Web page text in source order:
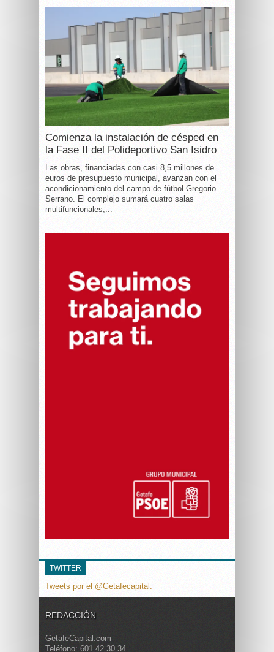
Comienza la instalación de césped en
la Fase II del Polideportivo San Isidro
Las obras, financiadas con casi 8,5 millones de
euros de presupuesto municipal, avanzan con el
acondicionamiento del campo de fútbol Gregorio
Serrano. El complejo sumará cuatro salas
multifuncionales,...
TWITTER
Tweets por el @Getafecapital.
REDACCIÓN
GetafeCapital.com
Teléfono: 601 42 30 34